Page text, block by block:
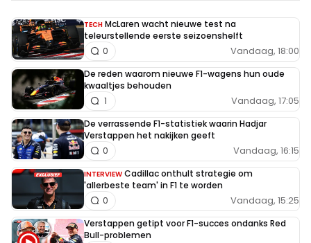
TECH McLaren wacht nieuwe test na
teleurstellende eerste seizoenshelft
Vandaag, 18:00
0
De reden waarom nieuwe F1-wagens hun oude
kwaaltjes behouden
Vandaag, 17:05
1
De verrassende F1-statistiek waarin Hadjar
Verstappen het nakijken geeft
Vandaag, 16:15
0
INTERVIEW Cadillac onthult strategie om
'allerbeste team' in F1 te worden
Vandaag, 15:25
0
Verstappen getipt voor F1-succes ondanks Red
Bull-problemen